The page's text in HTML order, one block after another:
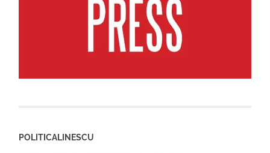
POLITICALINESCU